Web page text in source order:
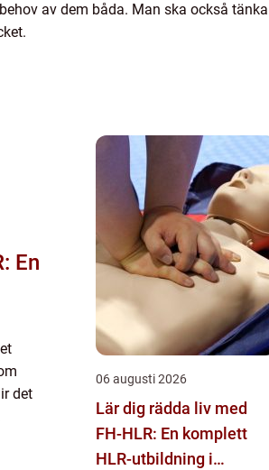
av dem båda. Man ska också tänka
En
det
06 augusti 2026
Lär dig rädda liv med
FH-HLR: En komplett
HLR-utbildning i